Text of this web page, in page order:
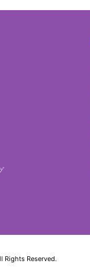
Rights Reserved.